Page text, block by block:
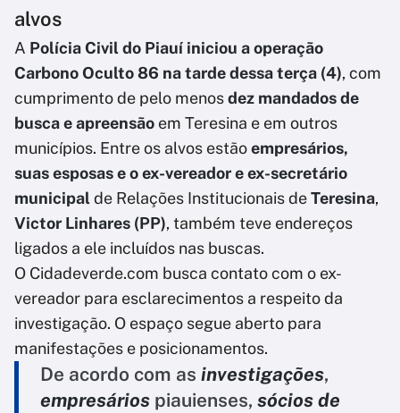
alvos
A Polícia Civil do Piauí iniciou a operação
Carbono Oculto 86 na tarde dessa terça (4), com
cumprimento de pelo menosdez mandados de
busca e apreensão em Teresina e em outros
municípios. Entre os alvos estãoempresários,
suas esposas e o ex-vereador e ex-secretário
municipalde Relações Institucionais deTeresina,
Victor Linhares (PP), também teve endereços
ligados a ele incluídos nas buscas.
O Cidadeverde.com busca contato com o ex-
vereador para esclarecimentos a respeito da
investigação. O espaço segue aberto para
manifestações e posicionamentos.
De acordo com as investigações,
empresários piauienses, sócios de